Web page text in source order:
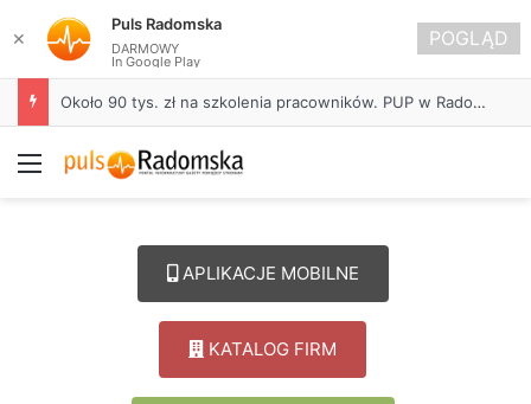
Około 90 tys. zł na szkolenia pracowników. PUP w Radomsku ogłasza nabór wniosków
Menu
APLIKACJE MOBILNE
KATALOG FIRM
✕
Puls Radomska
DARMOWY
In Google Play
POGLĄD